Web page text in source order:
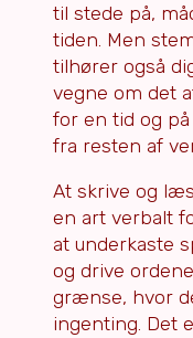
til stede på,
tiden. Men
tilhører også
vegne om det
for en tid og
fra resten af
At skrive og
en art verbalt
at underkaste
og drive
grænse, hvor
ingenting. Det